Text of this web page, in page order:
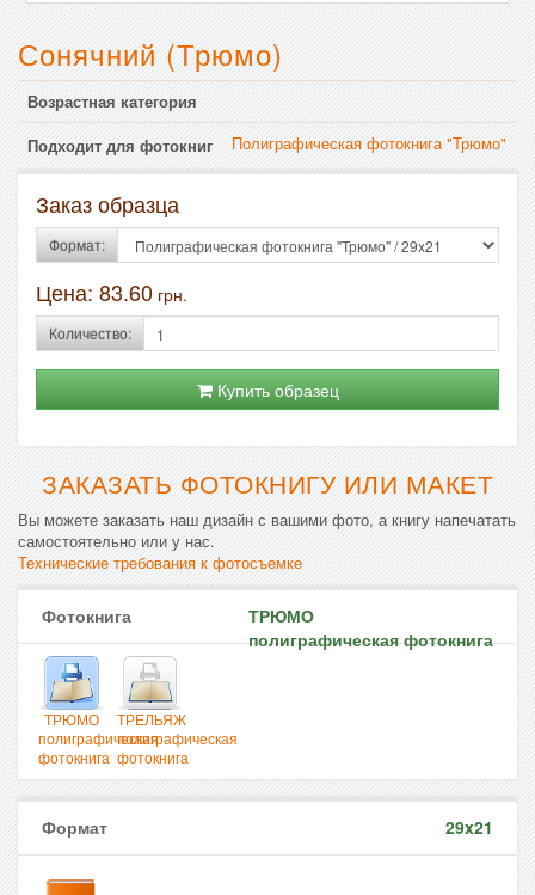
Сонячний (Трюмо)
Возрастная категория
Подходит для фотокниг
Полиграфическая фотокнига "Трюмо"
Заказ образца
Формат:
Цена: 83.60 грн.
Количество:
Купить образец
ЗАКАЗАТЬ ФОТОКНИГУ ИЛИ МАКЕТ
Вы можете заказать наш дизайн с вашими фото, а книгу напечатать
самостоятельно или у нас.
Технические требования к фотосъемке
Фотокнига
ТРЮМО
полиграфическая фотокнига
ТРЮМО
полиграфическая
фотокнига
ТРЕЛЬЯЖ
полиграфическая
фотокнига
Формат 29x21